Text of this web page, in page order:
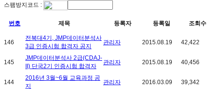
스팸방지코드 :
번호 제목 등록자 등록일 조회수
146
전북대4기, JMP데이터분석사
3급 인증시험 합격자 공지
관리자 2015.08.19 42,422
145
JMP데이터분석사 2급(CDAJ-
II) 단국2기 인증시험 합격자
관리자 2015.08.19 40,456
144
2016년 3월~6월 교육과정 공
지
관리자 2016.03.09 39,342